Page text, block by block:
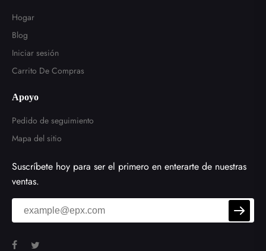
Hogar
Blog
Iniciar sesión
Carrito De Compras
Apoyo
Pedido de seguimiento
Mapa del sitio
Suscríbete hoy para ser el primero en enterarte de nuestras
ventas.